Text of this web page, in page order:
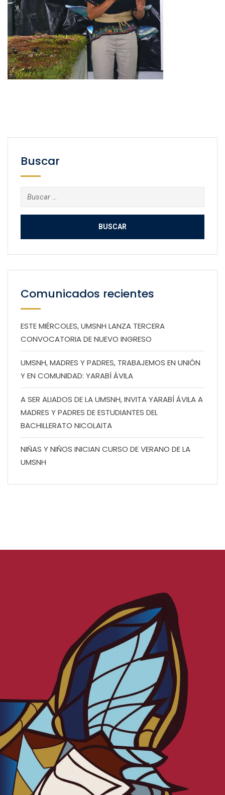
Buscar
Buscar:
Comunicados recientes
ESTE MIÉRCOLES, UMSNH LANZA TERCERA
CONVOCATORIA DE NUEVO INGRESO
UMSNH, MADRES Y PADRES, TRABAJEMOS EN UNIÓN
Y EN COMUNIDAD: YARABÍ ÁVILA
A SER ALIADOS DE LA UMSNH, INVITA YARABÍ ÁVILA A
MADRES Y PADRES DE ESTUDIANTES DEL
BACHILLERATO NICOLAITA
NIÑAS Y NIÑOS INICIAN CURSO DE VERANO DE LA
UMSNH